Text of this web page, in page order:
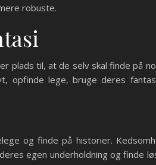
robuste.
plads til, at de selv skal finde på
opfinde lege, bruge deres
og finde på historier.
egen underholdning og finde